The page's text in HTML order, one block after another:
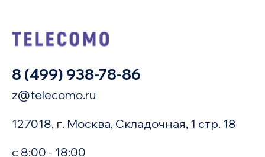
8 (499) 938-78-86
z@telecomo.ru
127018, г. Москва, Складочная, 1 стр. 18
с 8:00 - 18:00